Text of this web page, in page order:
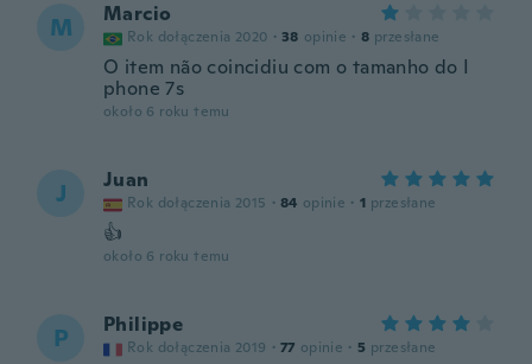
M Marcio
Rok dołączenia 2020 · 38 opinie · 8 przesłane
O item não coincidiu com o tamanho do I
phone 7s
około 6 roku temu
J Juan
Rok dołączenia 2015 · 84 opinie · 1 przesłane
👍
około 6 roku temu
P Philippe
Rok dołączenia 2019 · 77 opinie · 5 przesłane